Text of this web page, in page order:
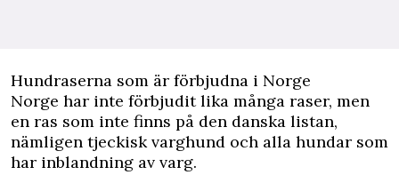
Hundraserna som är förbjudna i Norge
Norge har inte förbjudit lika många raser, men
en ras som inte finns på den danska listan,
nämligen tjeckisk varghund och alla hundar som
har inblandning av varg.